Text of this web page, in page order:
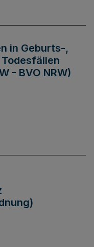
in Geburts-,
- BVO NRW)